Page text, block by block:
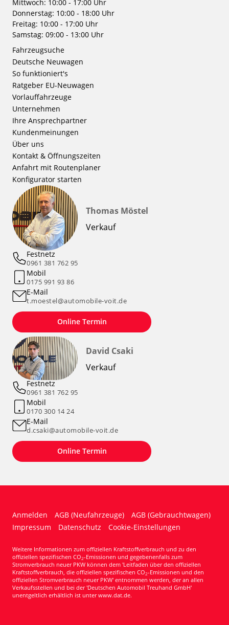
Mittwoch: 10:00 - 17:00 Uhr
Donnerstag: 10:00 - 18:00 Uhr
Freitag: 10:00 - 17:00 Uhr
Samstag: 09:00 - 13:00 Uhr
Fahrzeugsuche
Deutsche Neuwagen
So funktioniert's
Ratgeber EU-Neuwagen
Vorlauffahrzeuge
Unternehmen
Ihre Ansprechpartner
Kundenmeinungen
Über uns
Kontakt & Öffnungszeiten
Anfahrt mit Routenplaner
Konfigurator starten
Thomas Möstel
Verkauf
Festnetz
0961 381 762 95
Mobil
0175 991 93 86
E-Mail
t.moestel@automobile-voit.de
Online Termin
David Csaki
Verkauf
Festnetz
0961 381 762 95
Mobil
0170 300 14 24
E-Mail
d.csaki@automobile-voit.de
Online Termin
Anmelden AGB (Neufahrzeuge)
AGB (Gebrauchtwagen)
Impressum
Datenschutz Cookie-Einstellungen
Weitere Informationen zum offiziellen Kraftstoffverbrauch und zu den
offiziellen spezifischen CO2-Emissionen und gegebenenfalls zum
Stromverbrauch neuer PKW können dem 'Leitfaden über den offiziellen
Kraftstoffverbrauch, die offiziellen spezifischen CO2-Emissionen und den
offiziellen Stromverbrauch neuer PKW' entnommen werden, der an allen
Verkaufsstellen und bei der 'Deutschen Automobil Treuhand GmbH'
unentgeltlich erhältlich ist unter www.dat.de.